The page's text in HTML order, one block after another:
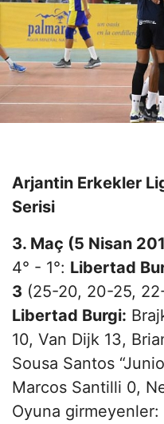
Arjantin Erkekler
Serisi
3. Maç (5 Nisan
4° - 1°: Libertad
3 (25-20, 20-25,
Libertad Burgi:
10, Van Dijk 13,
Sousa Santos
Marcos Santilli 0,
Oyuna